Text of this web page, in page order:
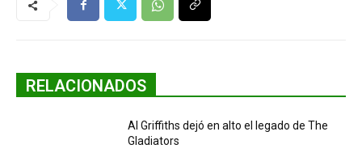
RELACIONADOS
Al Griffiths dejó en alto el legado de The
Gladiators